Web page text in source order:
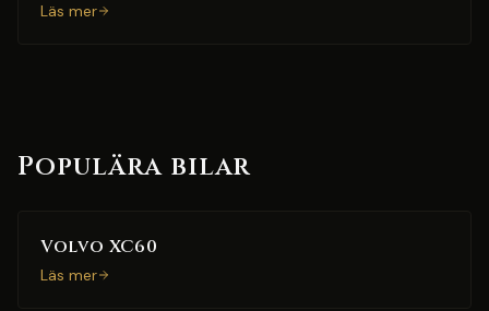
Läs mer
Populära bilar
Volvo XC60
Läs mer